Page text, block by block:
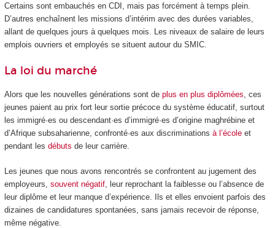
Certains sont embauchés en CDI, mais pas forcément à temps plein.
D’autres enchaînent les missions d’intérim avec des durées variables,
allant de quelques jours à quelques mois. Les niveaux de salaire de leurs
emplois ouvriers et employés se situent autour du SMIC.
La loi du marché
Alors que les nouvelles générations sont de plus en plus diplômées, ces
jeunes paient au prix fort leur sortie précoce du système éducatif, surtout
les immigré·es ou descendant·es d’immigré·es d’origine maghrébine et
d’Afrique subsaharienne, confronté·es aux discriminations à l’écoleet
pendant les débuts de leur carrière.
Les jeunes que nous avons rencontrés se confrontent au jugement des
employeurs, souvent négatif, leur reprochant la faiblesse ou l’absence de
leur diplôme et leur manque d’expérience. Ils et elles envoient parfois des
dizaines de candidatures spontanées, sans jamais recevoir de réponse,
même négative.